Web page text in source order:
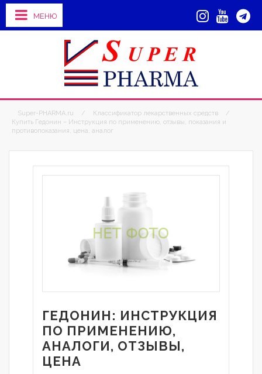
МЕНЮ
Super-PHARMA.ru / Классификатор лекарственных средств
/
Купить Гедонин – Инструкция по применению, отзывы, показания и
противопоказания, цена, аналог
ГЕДОНИН: ИНСТРУКЦИЯ
ПО ПРИМЕНЕНИЮ,
АНАЛОГИ, ОТЗЫВЫ,
ЦЕНА